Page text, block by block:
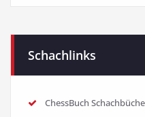
Schachlinks
ChessBuch